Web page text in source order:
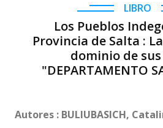
LIBRO
Los Pueblos
Provincia de Salta :
dominio de
"DEPARTAMENTO
Autores : BULIUBASICH,